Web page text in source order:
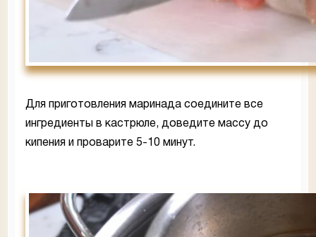
Для приготовления маринада соедините все
ингредиенты в кастрюле, доведите массу до
кипения и проварите 5-10 минут.